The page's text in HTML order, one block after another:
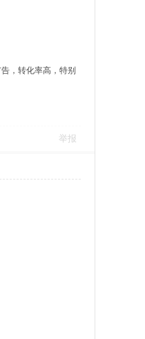
，转化率高，特别
举报